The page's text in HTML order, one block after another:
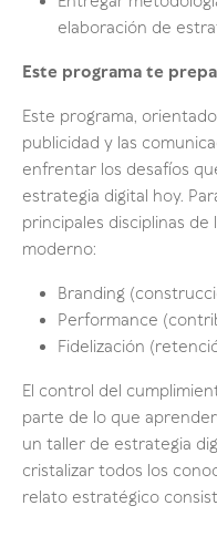
elaboración de
Este programa te
Este programa,
publicidad y las
enfrentar los desafíos
estrategia digital hoy.
principales disciplinas
moderno:
Branding
Performance
Fidelización
El control del
parte de lo que
un taller de estrategia
cristalizar todos los
relato estratégico